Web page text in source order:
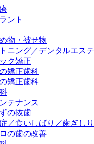
ント
物・被せ物
ニング／デンタルエステ
ク矯正
矯正歯科
矯正歯科
テナンス
の抜歯
／食いしばり／歯ぎしり
の歯の改善